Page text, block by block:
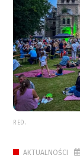
RED.
AKTUALNOŚCI